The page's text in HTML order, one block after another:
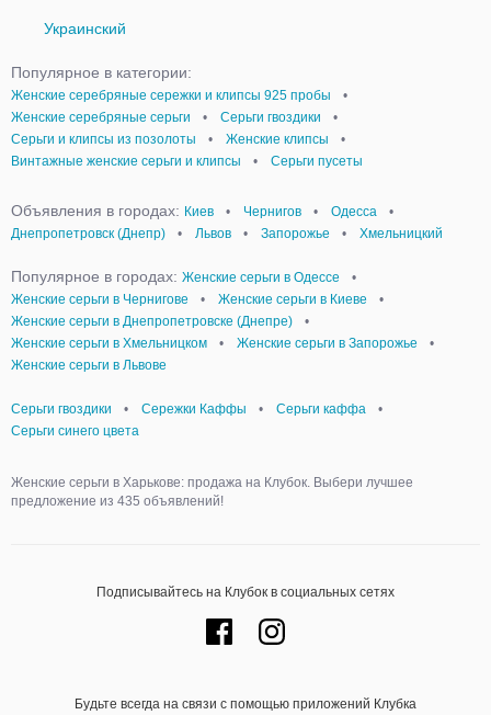
Украинский
Популярное в категории:
Женские серебряные сережки и клипсы 925 пробы
•
Женские серебряные серьги
• Серьги гвоздики
•
Серьги и клипсы из позолоты
• Женские клипсы
•
Винтажные женские серьги и клипсы
• Серьги пусеты
Объявления в городах: Киев • Чернигов • Одесса
•
Днепропетровск (Днепр)
• Львов • Запорожье • Хмельницкий
Популярное в городах: Женские серьги в Одессе
•
Женские серьги в Чернигове
• Женские серьги в Киеве
•
Женские серьги в Днепропетровске (Днепре)
•
Женские серьги в Хмельницком
• Женские серьги в Запорожье
•
Женские серьги в Львове
Серьги гвоздики • Сережки Каффы • Серьги каффа
•
Серьги синего цвета
Женские серьги в Харькове: продажа на Клубок. Выбери лучшее
предложение из 435 объявлений!
Подписывайтесь на Клубок в социальных сетях
Будьте всегда на связи с помощью приложений Клубка